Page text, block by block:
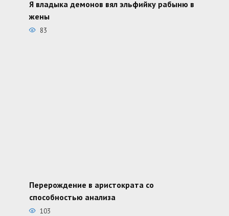
Я владыка демонов вял эльфийку рабыню в
жены
83
Перерождение в аристократа со
способностью анализа
103